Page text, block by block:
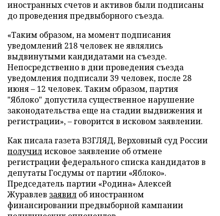
иностранных счетов и активов были подписаны
до проведения предвыборного съезда.
«Таким образом, на момент подписания
уведомлений 218 человек не являлись
выдвинутыми кандидатами на съезде.
Непосредственно в дни проведения съезда
уведомления подписали 39 человек, после 28
июня – 12 человек. Таким образом, партия
"Яблоко" допустила существенное нарушение
законодательства еще на стадии выдвижения и
регистрации», – говорится в исковом заявлении.
Как писала газета ВЗГЛЯД, Верховный суд России
получилисковое заявление об отмене
регистрации федерального списка кандидатов в
депутаты Госдумы от партии «Яблоко».
Председатель партии «Родина» Алексей
Журавлев заявил об иностранном
финансировании предвыборной кампании